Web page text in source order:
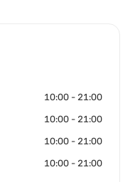
10:00 - 21:00
10:00 - 21:00
10:00 - 21:00
10:00 - 21:00